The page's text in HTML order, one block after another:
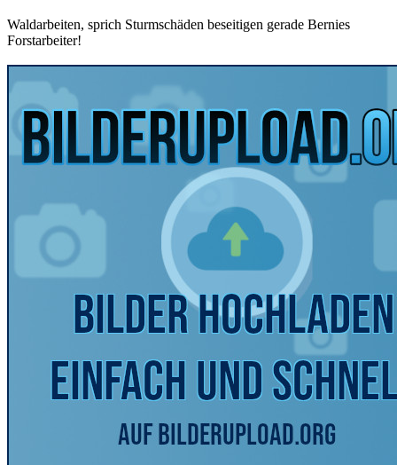
Waldarbeiten, sprich Sturmschäden beseitigen gerade Bernies
Forstarbeiter!